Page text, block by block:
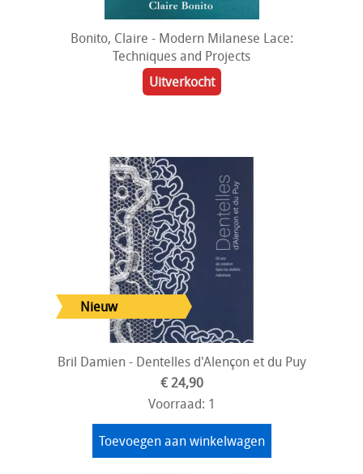
Bonito, Claire - Modern Milanese Lace:
Techniques and Projects
Uitverkocht
Bril Damien - Dentelles d'Alençon et du Puy
€ 24,90
Voorraad: 1
Toevoegen aan winkelwagen